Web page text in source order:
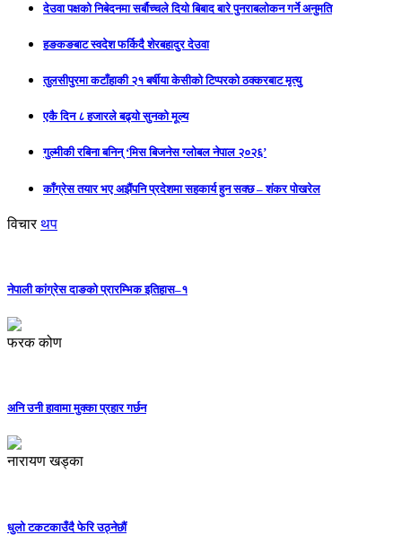
देउवा पक्षको निबेदनमा सर्बौच्चले दियो बिबाद बारे पुनराबलोकन गर्ने अनुमति
हङकङबाट स्वदेश फर्किदै शेरबहादुर देउवा
तुलसीपुरमा कटाँहाकी २१ बर्षीया केसीको टिप्परको ठक्करबाट मृत्यु
एकै दिन ८ हजारले बढ्यो सुनको मूल्य
गुल्मीकी रबिना बनिन् ‘मिस बिजनेस ग्लोबल नेपाल २०२६’
काँग्रेस तयार भए अझैंपनि प्रदेशमा सहकार्य हुन सक्छ – शंकर पोखरेल
विचार थप
नेपाली कांग्रेस दाङको प्रारम्भिक इतिहास–१
फरक कोण
अनि उनी हावामा मुक्का प्रहार गर्छन
नारायण खड्का
धुलो टकटकाउँदै फेरि उठ्नेछौं